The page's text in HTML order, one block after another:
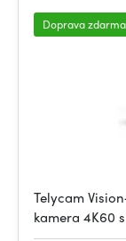
Doprava zdarma
Telycam
kamera 4K60